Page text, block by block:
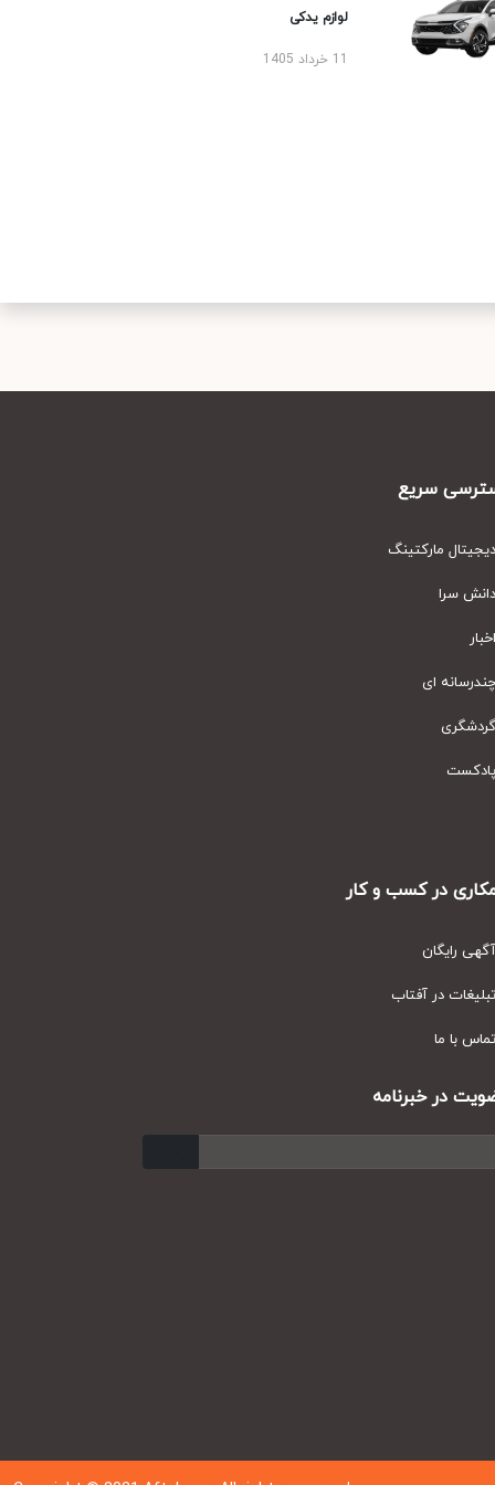
لوازم یدکی
سریع
مارکتینگ
سرا
ای
در کسب و کار
رایگان
در آفتاب
با ما
در خبرنامه